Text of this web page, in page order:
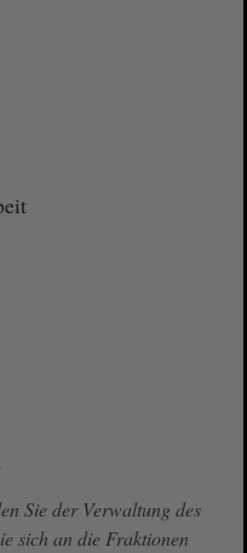
Sie der Verwaltung des
sich an die Fraktionen